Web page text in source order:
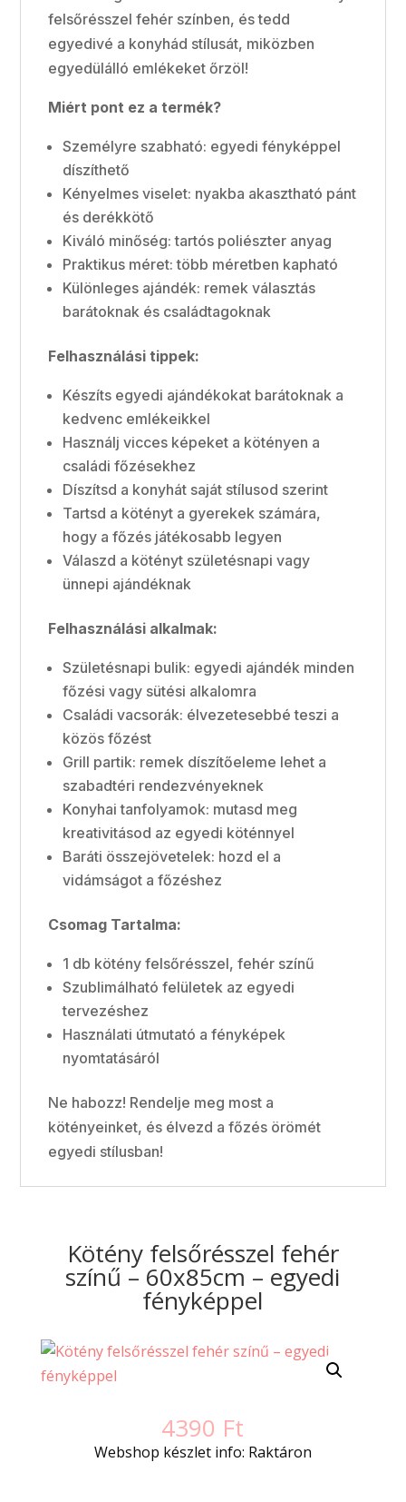
felsőrésszel fehér színben, és tedd
egyedivé a konyhád stílusát, miközben
egyedülálló emlékeket őrzöl!
Miért pont ez a termék?
Személyre szabható: egyedi fényképpel
díszíthető
Kényelmes viselet: nyakba akasztható pánt
és derékkötő
Kiváló minőség: tartós poliészter anyag
Praktikus méret: több méretben kapható
Különleges ajándék: remek választás
barátoknak és családtagoknak
Felhasználási tippek:
Készíts egyedi ajándékokat barátoknak a
kedvenc emlékeikkel
Használj vicces képeket a kötényen a
családi főzésekhez
Díszítsd a konyhát saját stílusod szerint
Tartsd a kötényt a gyerekek számára,
hogy a főzés játékosabb legyen
Válaszd a kötényt születésnapi vagy
ünnepi ajándéknak
Felhasználási alkalmak:
Születésnapi bulik: egyedi ajándék minden
főzési vagy sütési alkalomra
Családi vacsorák: élvezetesebbé teszi a
közös főzést
Grill partik: remek díszítőeleme lehet a
szabadtéri rendezvényeknek
Konyhai tanfolyamok: mutasd meg
kreativitásod az egyedi köténnyel
Baráti összejövetelek: hozd el a
vidámságot a főzéshez
Csomag Tartalma:
1 db kötény felsőrésszel, fehér színű
Szublimálható felületek az egyedi
tervezéshez
Használati útmutató a fényképek
nyomtatásáról
Ne habozz! Rendelje meg most a
kötényeinket, és élvezd a főzés örömét
egyedi stílusban!
Kötény felsőrésszel fehér
színű – 60x85cm – egyedi
fényképpel
4390 Ft
Webshop készlet info: Raktáron